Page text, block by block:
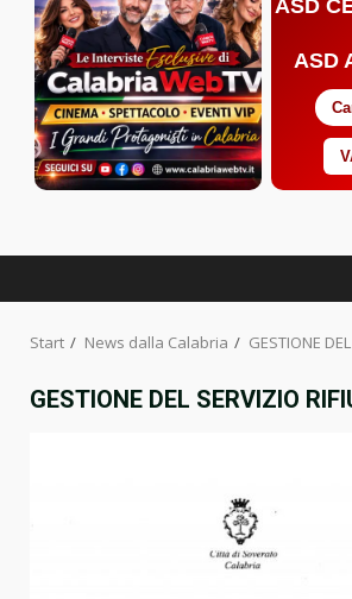
ASD
ASD
Start News dalla Calabria GESTIONE
GESTIONE DEL SERVIZIO